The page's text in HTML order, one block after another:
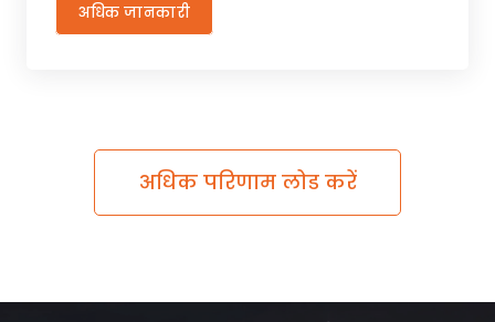
अधिक जानकारी
अधिक परिणाम लोड करें